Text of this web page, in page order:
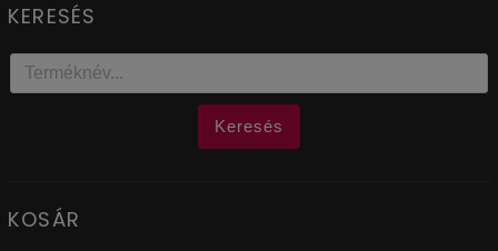
KERESÉS
Keresés
KOSÁR